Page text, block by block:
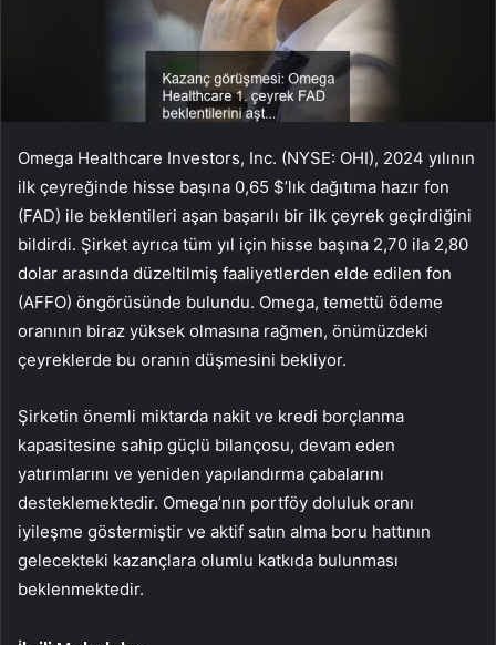
Omega Healthcare Investors, Inc. (NYSE: OHI), 2024 yılının
ilk çeyreğinde hisse başına 0,65 $’lık dağıtıma hazır fon
(FAD) ile beklentileri aşan başarılı bir ilk çeyrek geçirdiğini
bildirdi. Şirket ayrıca tüm yıl için hisse başına 2,70 ila 2,80
dolar arasında düzeltilmiş faaliyetlerden elde edilen fon
(AFFO) öngörüsünde bulundu. Omega, temettü ödeme
oranının biraz yüksek olmasına rağmen, önümüzdeki
çeyreklerde bu oranın düşmesini bekliyor.
Şirketin önemli miktarda nakit ve kredi borçlanma
kapasitesine sahip güçlü bilançosu, devam eden
yatırımlarını ve yeniden yapılandırma çabalarını
desteklemektedir. Omega’nın portföy doluluk oranı
iyileşme göstermiştir ve aktif satın alma boru hattının
gelecekteki kazançlara olumlu katkıda bulunması
beklenmektedir.